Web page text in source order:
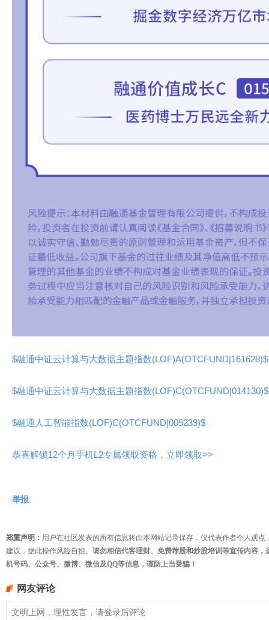
$融通中证云计算与大数据主题指数(LOF)A(OTCFUND|161628)$
$融通中证云计算与大数据主题指数(LOF)C(OTCFUND|014130)$
$融通人工智能指数(LOF)C(OTCFUND|009239)$
恭喜解锁12个月手机L2专属领取资格，立即领取>>
举报
郑重声明： 用户在社区发表的所有信息将由本网站记录保存，仅代表作者个人观
建议，据此操作风险自担。 请勿相信代客理财、免费荐股和炒股培训等宣传内容
机号码、公众号、微博、微信及QQ等信息，谨防上当受骗！
网友评论